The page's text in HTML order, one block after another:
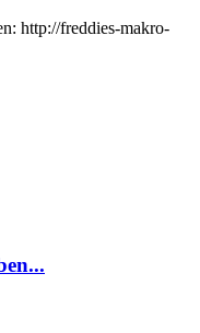
http://freddies-makro-